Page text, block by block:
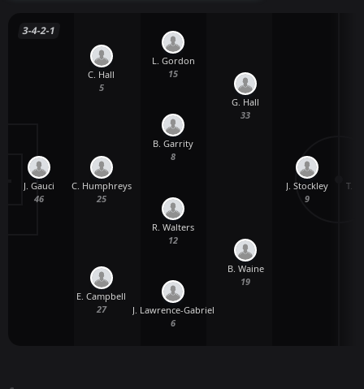
3-4-2-1
J. Gauci
46
E. Campbell
27
C. Humphreys
25
C. Hall
5
J. Lawrence-Gabriel
6
R. Walters
12
B. Garrity
8
L. Gordon
15
B. Waine
19
G. Hall
33
J. Stockley
9
T.